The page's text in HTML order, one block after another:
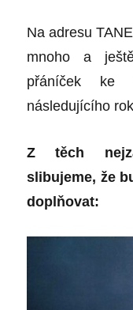
Na adresu
mnoho a
přáníček ke
následujícího
Z těch
slibujeme, že
doplňovat: